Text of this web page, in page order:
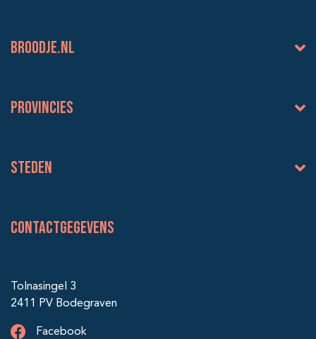
BROODJE.NL
Provincies
Steden
Contactgegevens
Tolnasingel 3
2411 PV Bodegraven
Facebook